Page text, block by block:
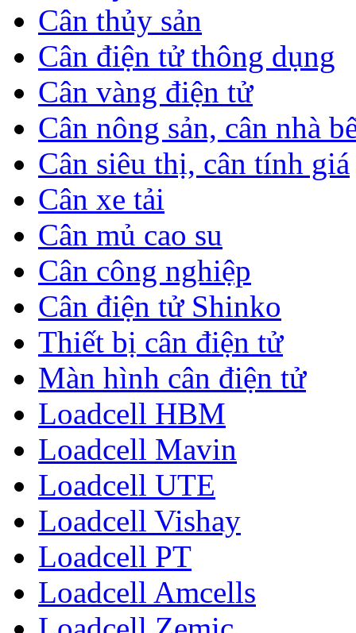
Cân thủy sản
Cân điện tử thông dụng
Cân vàng điện tử
Cân nông sản, cân nhà
Cân siêu thị, cân tính giá
Cân xe tải
Cân mủ cao su
Cân công nghiệp
Cân điện tử Shinko
Thiết bị cân điện tử
Màn hình cân điện tử
Loadcell HBM
Loadcell Mavin
Loadcell UTE
Loadcell Vishay
Loadcell PT
Loadcell Amcells